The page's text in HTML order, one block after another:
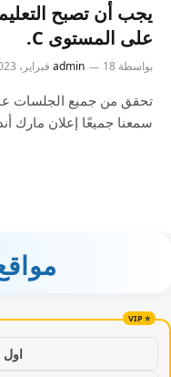
يجب أن تصبح
على المستوى C.
بواسطة admin 18 فبراير، 2023
تحقق من جميع الجلسات
سمعنا جميعًا إعلان مارك
اول